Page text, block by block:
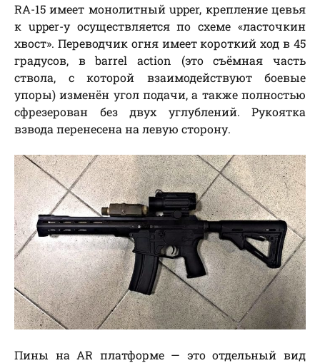
RA-15 имеет монолитный upper, крепление цевья
к upper-у осуществляется по схеме «ласточкин
хвост». Переводчик огня имеет короткий ход в 45
градусов, в barrel action (это съёмная часть
ствола, с которой взаимодействуют боевые
упоры) изменён угол подачи, а также полностью
сфрезерован без двух углублений. Рукоятка
взвода перенесена на левую сторону.
Пины на AR платформе — это отдельный вид